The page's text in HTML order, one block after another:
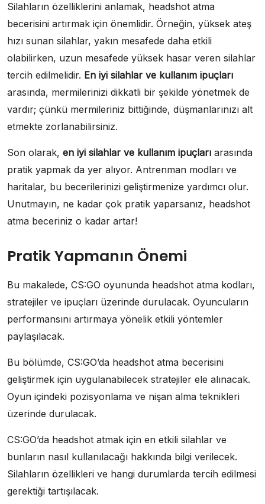
Silahların özelliklerini anlamak, headshot atma
becerisini artırmak için önemlidir. Örneğin, yüksek ateş
hızı sunan silahlar, yakın mesafede daha etkili
olabilirken, uzun mesafede yüksek hasar veren silahlar
tercih edilmelidir. En iyi silahlar ve kullanım ipuçları
arasında, mermilerinizi dikkatli bir şekilde yönetmek de
vardır; çünkü mermileriniz bittiğinde, düşmanlarınızı alt
etmekte zorlanabilirsiniz.
Son olarak, en iyi silahlar ve kullanım ipuçları arasında
pratik yapmak da yer alıyor. Antrenman modları ve
haritalar, bu becerilerinizi geliştirmenize yardımcı olur.
Unutmayın, ne kadar çok pratik yaparsanız, headshot
atma beceriniz o kadar artar!
Pratik Yapmanın Önemi
Bu makalede, CS:GO oyununda headshot atma kodları,
stratejiler ve ipuçları üzerinde durulacak. Oyuncuların
performansını artırmaya yönelik etkili yöntemler
paylaşılacak.
Bu bölümde, CS:GO’da headshot atma becerisini
geliştirmek için uygulanabilecek stratejiler ele alınacak.
Oyun içindeki pozisyonlama ve nişan alma teknikleri
üzerinde durulacak.
CS:GO’da headshot atmak için en etkili silahlar ve
bunların nasıl kullanılacağı hakkında bilgi verilecek.
Silahların özellikleri ve hangi durumlarda tercih edilmesi
gerektiği tartışılacak.